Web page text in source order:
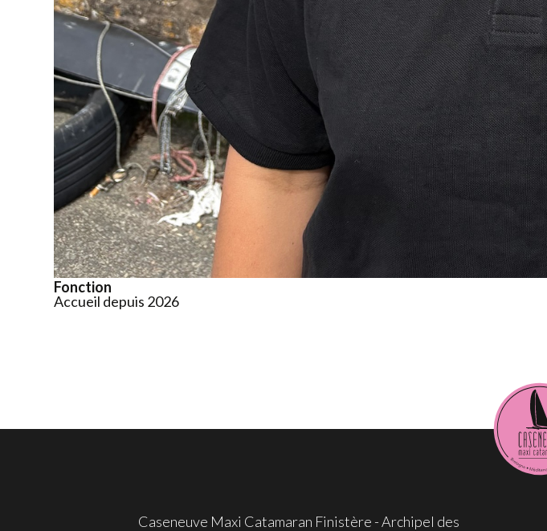
Fonction
Accueil depuis 2026
Caseneuve Maxi Catamaran Finistère - Archipel des